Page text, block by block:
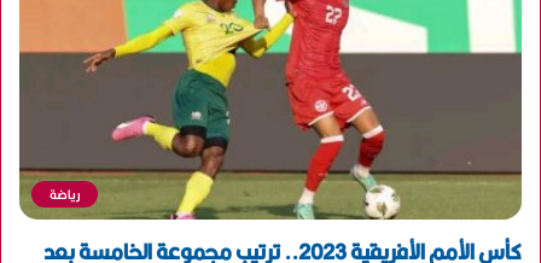
رياضة
كأس الأمم الأفريقية 2023.. ترتيب مجموعة الخامسة بعد